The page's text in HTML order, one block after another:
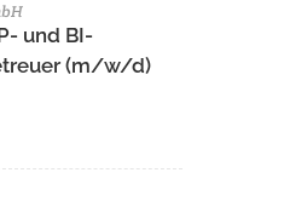
und BI-
(m/w/d)